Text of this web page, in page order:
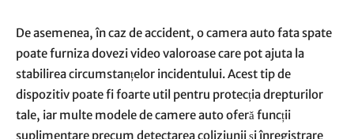
De asemenea, în caz de accident, o camera auto fata spate
poate furniza dovezi video valoroase care pot ajuta la
stabilirea circumstanțelor incidentului. Acest tip de
dispozitiv poate fi foarte util pentru protecția drepturilor
tale, iar multe modele de camere auto oferă funcții
suplimentare precum detectarea coliziunii și înregistrare